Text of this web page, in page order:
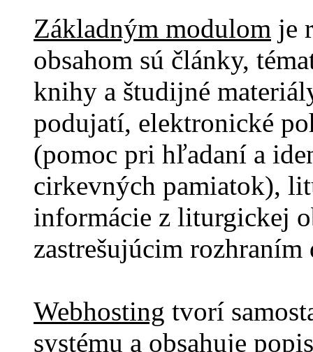
Základným modulom je
obsahom sú články,
knihy a študijné
podujatí, elektronické
(pomoc pri hľadaní a
cirkevných pamiatok),
informácie z liturgickej
zastrešujúcim
Webhosting tvorí
systému a obsahuje